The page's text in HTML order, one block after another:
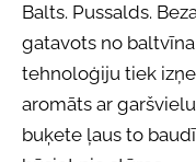
Balts. Pussalds.
gatavots no
tehnoloģiju tiek
aromāts ar
buķete ļaus to